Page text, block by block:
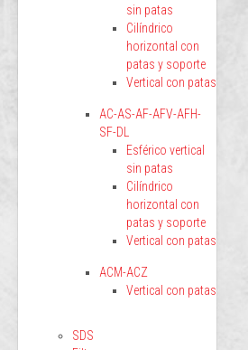
sin patas
Cilíndrico
horizontal con
patas y soporte
Vertical con patas
AC-AS-AF-AFV-AFH-
SF-DL
Esférico vertical
sin patas
Cilíndrico
horizontal con
patas y soporte
Vertical con patas
ACM-ACZ
Vertical con patas
SDS